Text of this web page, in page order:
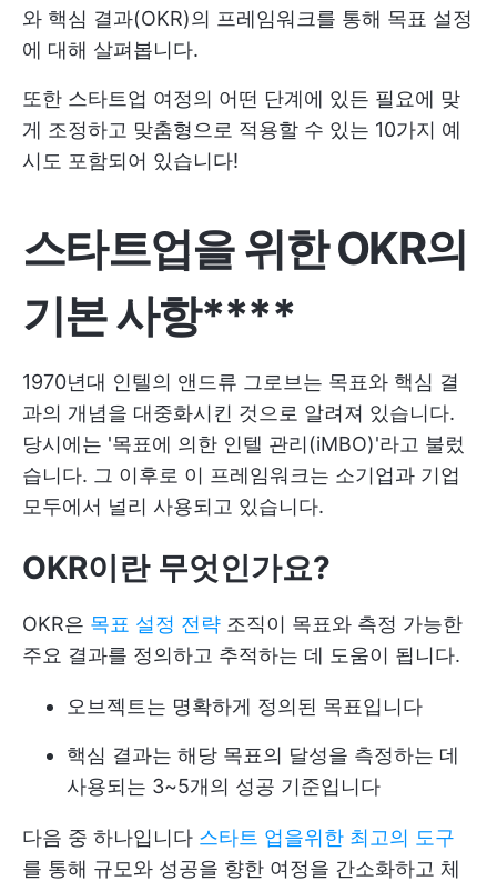
와 핵심 결과(OKR)의 프레임워크를 통해 목표 설정
에 대해 살펴봅니다.
또한 스타트업 여정의 어떤 단계에 있든 필요에 맞
게 조정하고 맞춤형으로 적용할 수 있는 10가지 예
시도 포함되어 있습니다!
스타트업을 위한 OKR의
기본 사항****
1970년대 인텔의 앤드류 그로브는 목표와 핵심 결
과의 개념을 대중화시킨 것으로 알려져 있습니다.
당시에는 '목표에 의한 인텔 관리(iMBO)'라고 불렀
습니다. 그 이후로 이 프레임워크는 소기업과 기업
모두에서 널리 사용되고 있습니다.
OKR이란 무엇인가요?
OKR은 목표 설정 전략 조직이 목표와 측정 가능한
주요 결과를 정의하고 추적하는 데 도움이 됩니다.
오브젝트는 명확하게 정의된 목표입니다
핵심 결과는 해당 목표의 달성을 측정하는 데
사용되는 3~5개의 성공 기준입니다
다음 중 하나입니다 스타트 업을위한 최고의 도구
를 통해 규모와 성공을 향한 여정을 간소화하고 체